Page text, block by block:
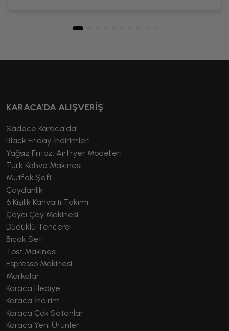
KARACA’DA ALIŞVERİŞ
Sadece Karaca'da!
Black Friday İndirimleri
Yağsız Fritöz, Airfryer Modelleri
Türk Kahve Makinesi
Mutfak Şefi
Çaydanlık
6 Kişilik Kahvaltı Takımı
Çaycı Çay Makinesi
Düdüklü Tencere
Bıçak Seti
Tost Makinesi
Espresso Makinesi
Markalar
Karaca Hediye
Karaca İndirim
Karaca Çok Satanlar
Karaca Yeni Ürünler